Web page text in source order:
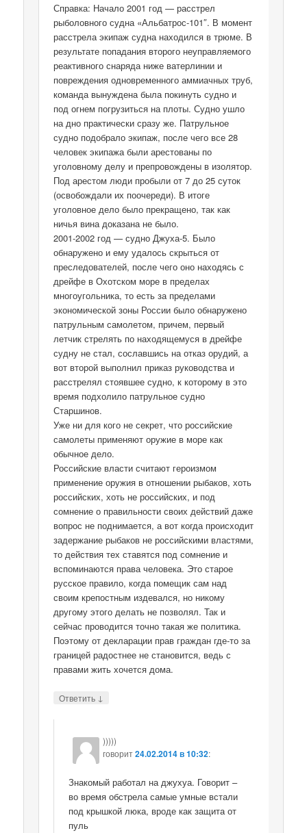
Справка: Начало 2001 год — расстрел
рыболовного судна «Альбатрос-101″. В момент
расстрела экипаж судна находился в трюме. В
результате попадания второго неуправляемого
реактивного снаряда ниже ватерлинии и
повреждения одновременного аммиачных труб,
команда вынуждена была покинуть судно и
под огнем погрузиться на плоты. Судно ушло
на дно практически сразу же. Патрульное
судно подобрало экипаж, после чего все 28
человек экипажа были арестованы по
уголовному делу и препровождены в изолятор.
Под арестом люди пробыли от 7 до 25 суток
(освобождали их поочереди). В итоге
уголовное дело было прекращено, так как
ничья вина доказана не было.
2001-2002 год — судно Джуха-5. Было
обнаружено и ему удалось скрыться от
преследователей, после чего оно находясь с
дрейфе в Охотском море в пределах
многоугольника, то есть за пределами
экономической зоны России было обнаружено
патрульным самолетом, причем, первый
летчик стрелять по находящемуся в дрейфе
судну не стал, сославшись на отказ орудий, а
вот второй выполнил приказ руководства и
расстрелял стоявшее судно, к которому в это
время подхолило патрульное судно
Старшинов.
Уже ни для кого не секрет, что российские
самолеты применяют оружие в море как
обычное дело.
Российские власти считают героизмом
применение оружия в отношении рыбаков, хоть
российских, хоть не российских, и под
сомнение о правильности своих действий даже
вопрос не поднимается, а вот когда происходит
задержание рыбаков не российскими властями,
то действия тех ставятся под сомнение и
вспоминаются права человека. Это старое
русское правило, когда помещик сам над
своим крепостным издевался, но никому
другому этого делать не позволял. Так и
сейчас проводится точно такая же политика.
Поэтому от декларации прав граждан где-то за
границей радостнее не становится, ведь с
правами жить хочется дома.
Ответить ↓
)))))
говорит 24.02.2014 в 10:32:
Знакомый работал на джухуа. Говорит –
во время обстрела самые умные встали
под крышкой люка, вроде как защита от
пуль